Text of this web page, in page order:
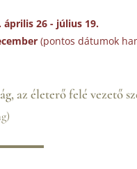
április 26 - július 19.
(pontos dátumok
az életerő felé